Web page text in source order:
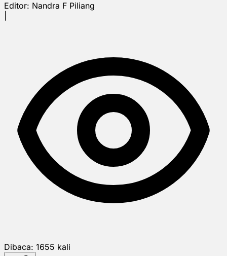
Editor: Nandra F Piliang
Dibaca: 1655 kali